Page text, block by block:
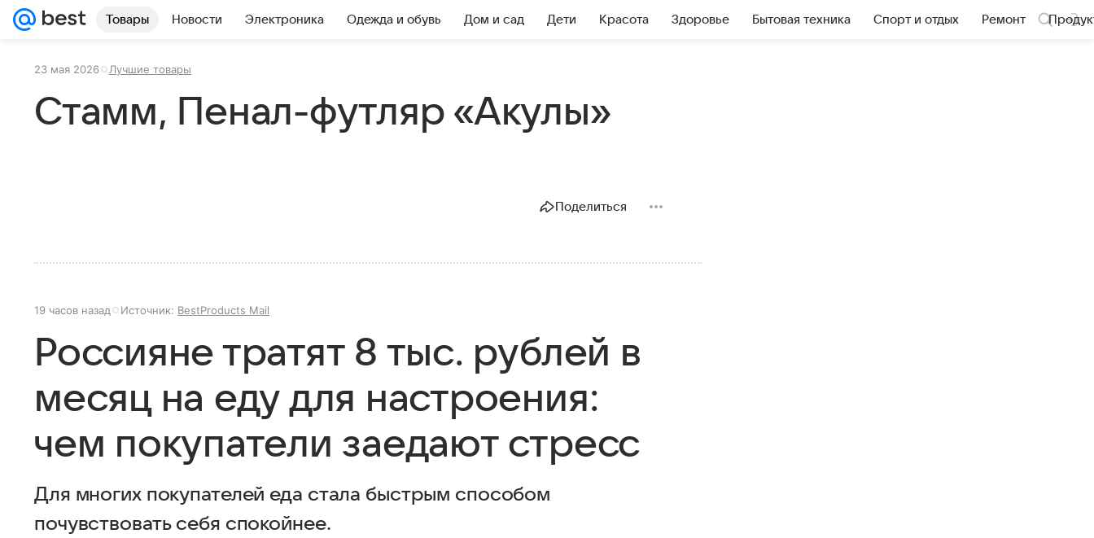
Товары Новости Электроника Одежда и обувь Дом и сад Дети Красота Здоровье Бытовая техника Спорт и отдых Ремонт
23 мая 2026 Лучшие товары
Стамм, Пенал-футляр «Акулы»
Поделиться
19 часов назад Источник: BestProducts Mail
Россияне тратят 8 тыс. рублей в
месяц на еду для настроения:
чем покупатели заедают стресс
Для многих покупателей еда стала быстрым способом
почувствовать себя спокойнее.